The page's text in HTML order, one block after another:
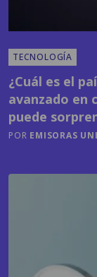
TECNOLOGÍA
¿Cuál es el
avanzado en
puede
POR EMISORAS